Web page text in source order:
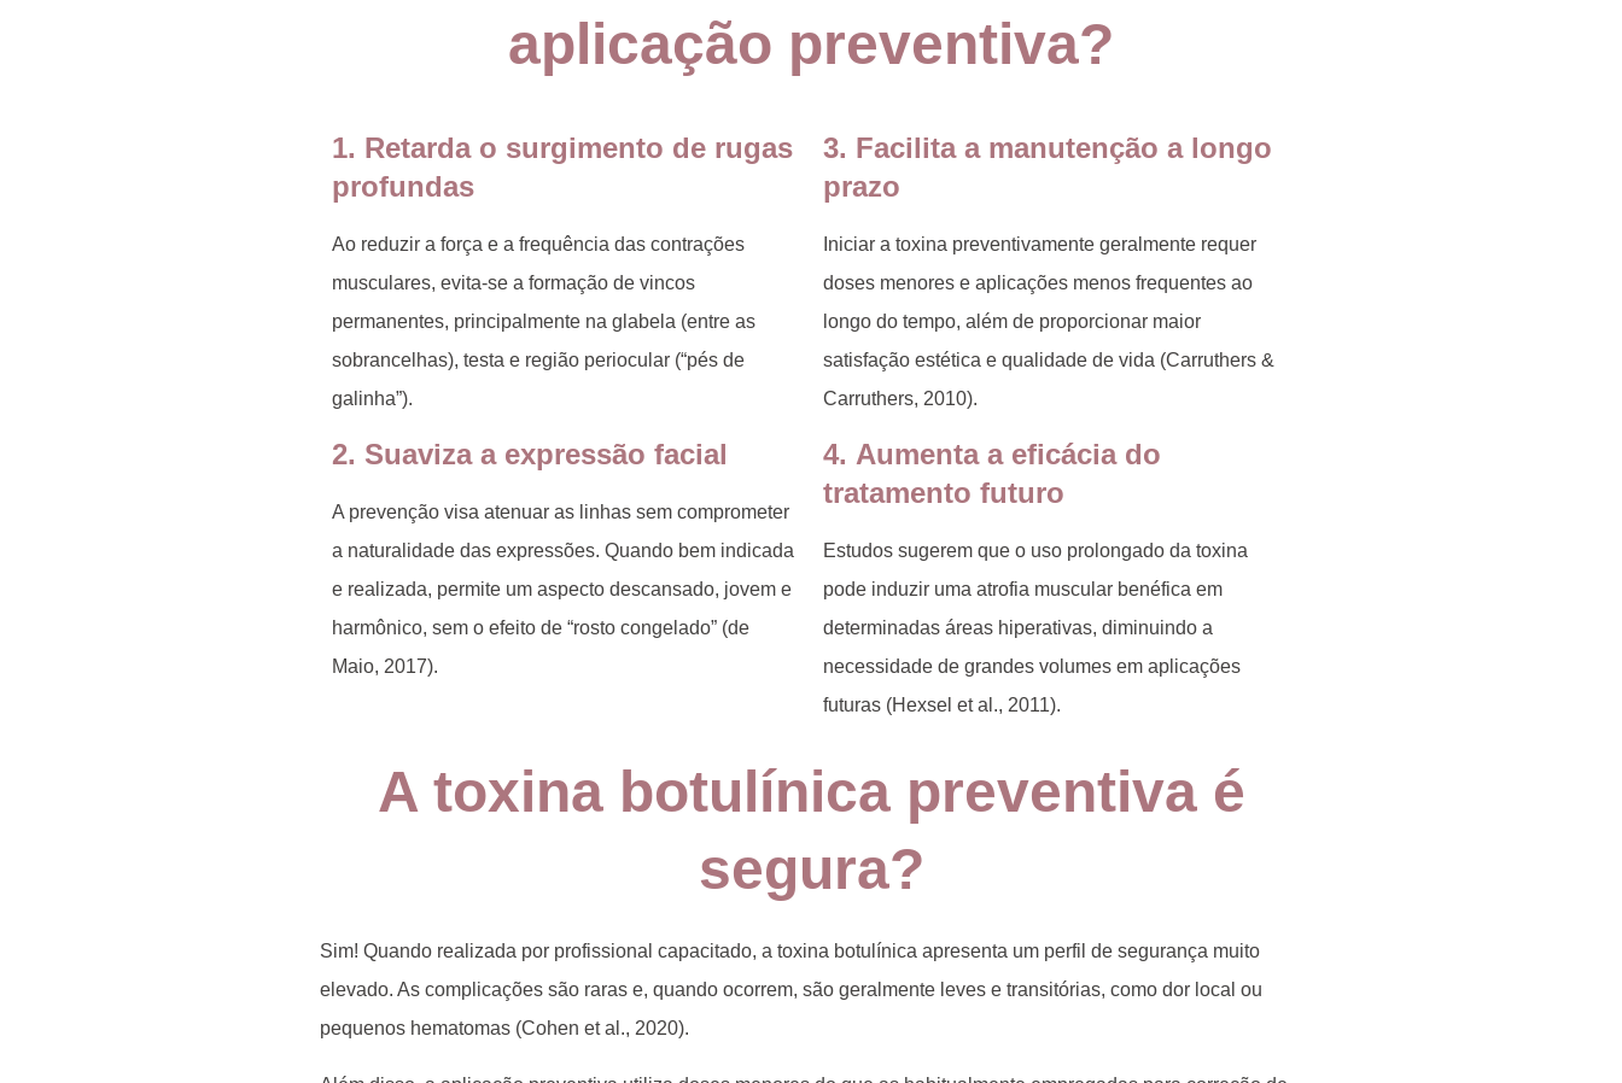
aplicação preventiva?
1. Retarda o surgimento de rugas
profundas
Ao reduzir a força e a frequência das contrações
musculares, evita-se a formação de vincos
permanentes, principalmente na glabela (entre as
sobrancelhas), testa e região periocular (“pés de
galinha”).
2. Suaviza a expressão facial
A prevenção visa atenuar as linhas sem comprometer
a naturalidade das expressões. Quando bem indicada
e realizada, permite um aspecto descansado, jovem e
harmônico, sem o efeito de “rosto congelado” (de
Maio, 2017).
3. Facilita a manutenção a longo
prazo
Iniciar a toxina preventivamente geralmente requer
doses menores e aplicações menos frequentes ao
longo do tempo, além de proporcionar maior
satisfação estética e qualidade de vida (Carruthers &
Carruthers, 2010).
4. Aumenta a eficácia do
tratamento futuro
Estudos sugerem que o uso prolongado da toxina
pode induzir uma atrofia muscular benéfica em
determinadas áreas hiperativas, diminuindo a
necessidade de grandes volumes em aplicações
futuras (Hexsel et al., 2011).
A toxina botulínica preventiva é
segura?
Sim! Quando realizada por profissional capacitado, a toxina botulínica apresenta um perfil de segurança muito
elevado. As complicações são raras e, quando ocorrem, são geralmente leves e transitórias, como dor local ou
pequenos hematomas (Cohen et al., 2020).